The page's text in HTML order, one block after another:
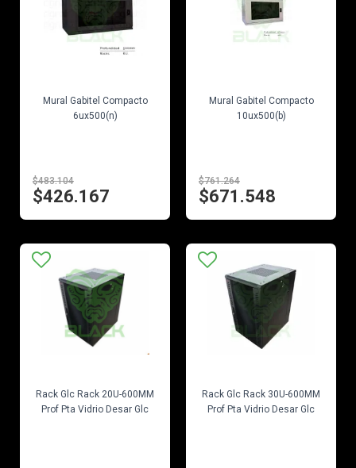
Mural Gabitel Compacto
6ux500(n)
$483.104
$426.167
Mural Gabitel Compacto
10ux500(b)
$761.264
$671.548
Rack Glc Rack 20U-600MM
Prof Pta Vidrio Desar Glc
Rack Glc Rack 30U-600MM
Prof Pta Vidrio Desar Glc